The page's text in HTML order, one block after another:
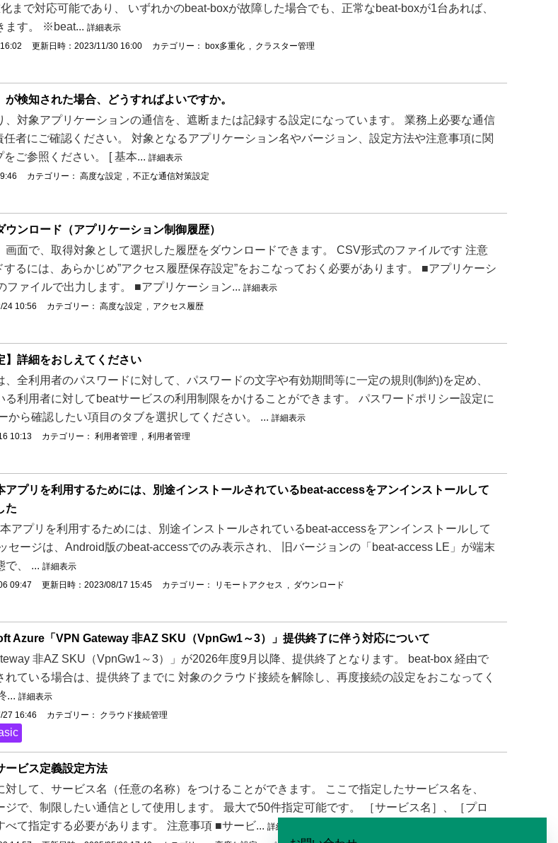
まで対応可能であり、 いずれかのbeat-boxが故障した場合でも、正常なbeat-boxが1台あれば、
ます。 ※beat... 詳細表示
更新日時：2023/11/30 16:00 カテゴリー： box多重化 , クラスター管理
が検知された場合、どうすればよいですか。
、対象アプリケーションの通信を、遮断または記録する設定になっています。 業務上必要な通信
者にご確認ください。 対象となるアプリケーション名やバージョン、設定方法や注意事項に関
ご参照ください。 [ 基本... 詳細表示
カテゴリー： 高度な設定 , 不正な通信対策設定
ウンロード（アプリケーション制御履歴）
画面で、取得対象として選択した履歴をダウンロードできます。 CSV形式のファイルです 注意
るには、あらかじめ”アクセス履歴保存設定”をおこなっておく必要があります。 ■アプリケーシ
ファイルで出力します。 ■アプリケーション... 詳細表示
24 10:56 カテゴリー： 高度な設定 , アクセス履歴
】詳細をおしえてください
全利用者のパスワードに対して、パスワードの文字や有効期間等に一定の規則(制約)を定め、
る利用者に対してbeatサービスの利用制限をかけることができます。 パスワードポリシー設定に
から確認したい項目のタブを選択してください。 ... 詳細表示
10:13 カテゴリー： 利用者管理 , 利用者管理
アプリを利用するためには、別途インストールされているbeat-accessをアンインストールして
た
アプリを利用するためには、別途インストールされているbeat-accessをアンインストールして
セージは、Android版のbeat-accessでのみ表示され、 旧バージョンの「beat-access LE」が端末
で、 ... 詳細表示
09:47 更新日時：2023/08/17 15:45 カテゴリー： リモートアクセス , ダウンロード
Azure「VPN Gateway 非AZ SKU（VpnGw1～3）」提供終了に伴う対応について
非AZ SKU（VpnGw1～3）」が2026年度9月以降、提供終了となります。 beat-box 経由で
れている場合は、提供終了までに 対象のクラウド接続を解除し、再度接続の設定をおこなってく
... 詳細表示
27 16:46 カテゴリー： クラウド接続管理
ービス定義設定方法
して、サービス名（任意の名称）をつけることができます。 ここで指定したサービス名を、
ジで、制限したい通信として使用します。 最大で50件指定可能です。 ［サービス名］、［プロ
べて指定する必要があります。 注意事項 ■サービ... 詳細表示